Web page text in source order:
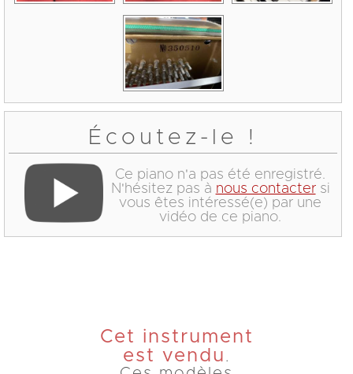
Écoutez-le !
Ce piano n'a pas été enregistré.
N'hésitez pas à nous contactersi
vous êtes intéressé(e) par une
vidéo de ce piano.
Cet instrument
est vendu .